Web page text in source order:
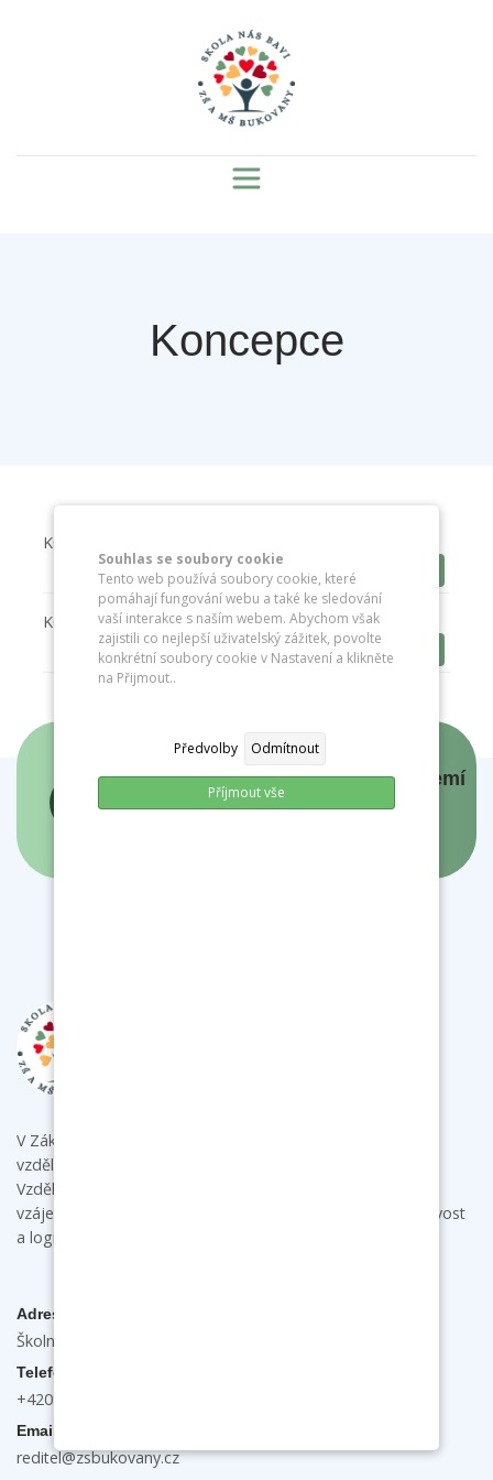
Souhlas se soubory cookie
Tento web používá soubory cookie, které
pomáhají fungování webu a také ke sledování
vaší interakce s naším webem. Abychom však
zajistili co nejlepší uživatelský zážitek, povolte
konkrétní soubory cookie v Nastavení a klikněte
na Přijmout..
Předvolby Odmítnout
Příjmout vše
Koncepce
KONCEPCE 2018-2022
Stáhnout
KONCEPCE 2022-2026
Stáhnout
Panovníci a prezidenti českých zemí
V Základní škole a mateřské škole Bukovany poskytujeme
vzdělání s individuálním přístupem ke každému dítěti.
Vzdělávacími aktivitami podporujeme u dětí samostatnost,
vzájemnou spolupráci a komunikaci a rozvíjíme jejich tvořivost
a logické myšlení.
Adresa
Školní 132, 696 31 Bukovany
Telefon
+420 603 474 889
Email
reditel@zsbukovany.cz